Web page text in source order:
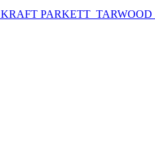
KRAFT PARKETT TARWOOD